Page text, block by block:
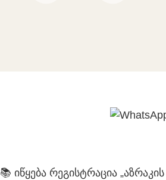
📚 იწყება რეგისტრაცია